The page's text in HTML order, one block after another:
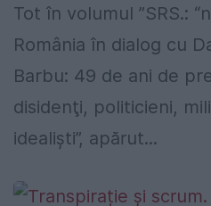
Tot în volumul ”SRS.:
România în dialog cu
Barbu: 49 de ani de
disidenţi, politicieni,
idealişti”, apărut...